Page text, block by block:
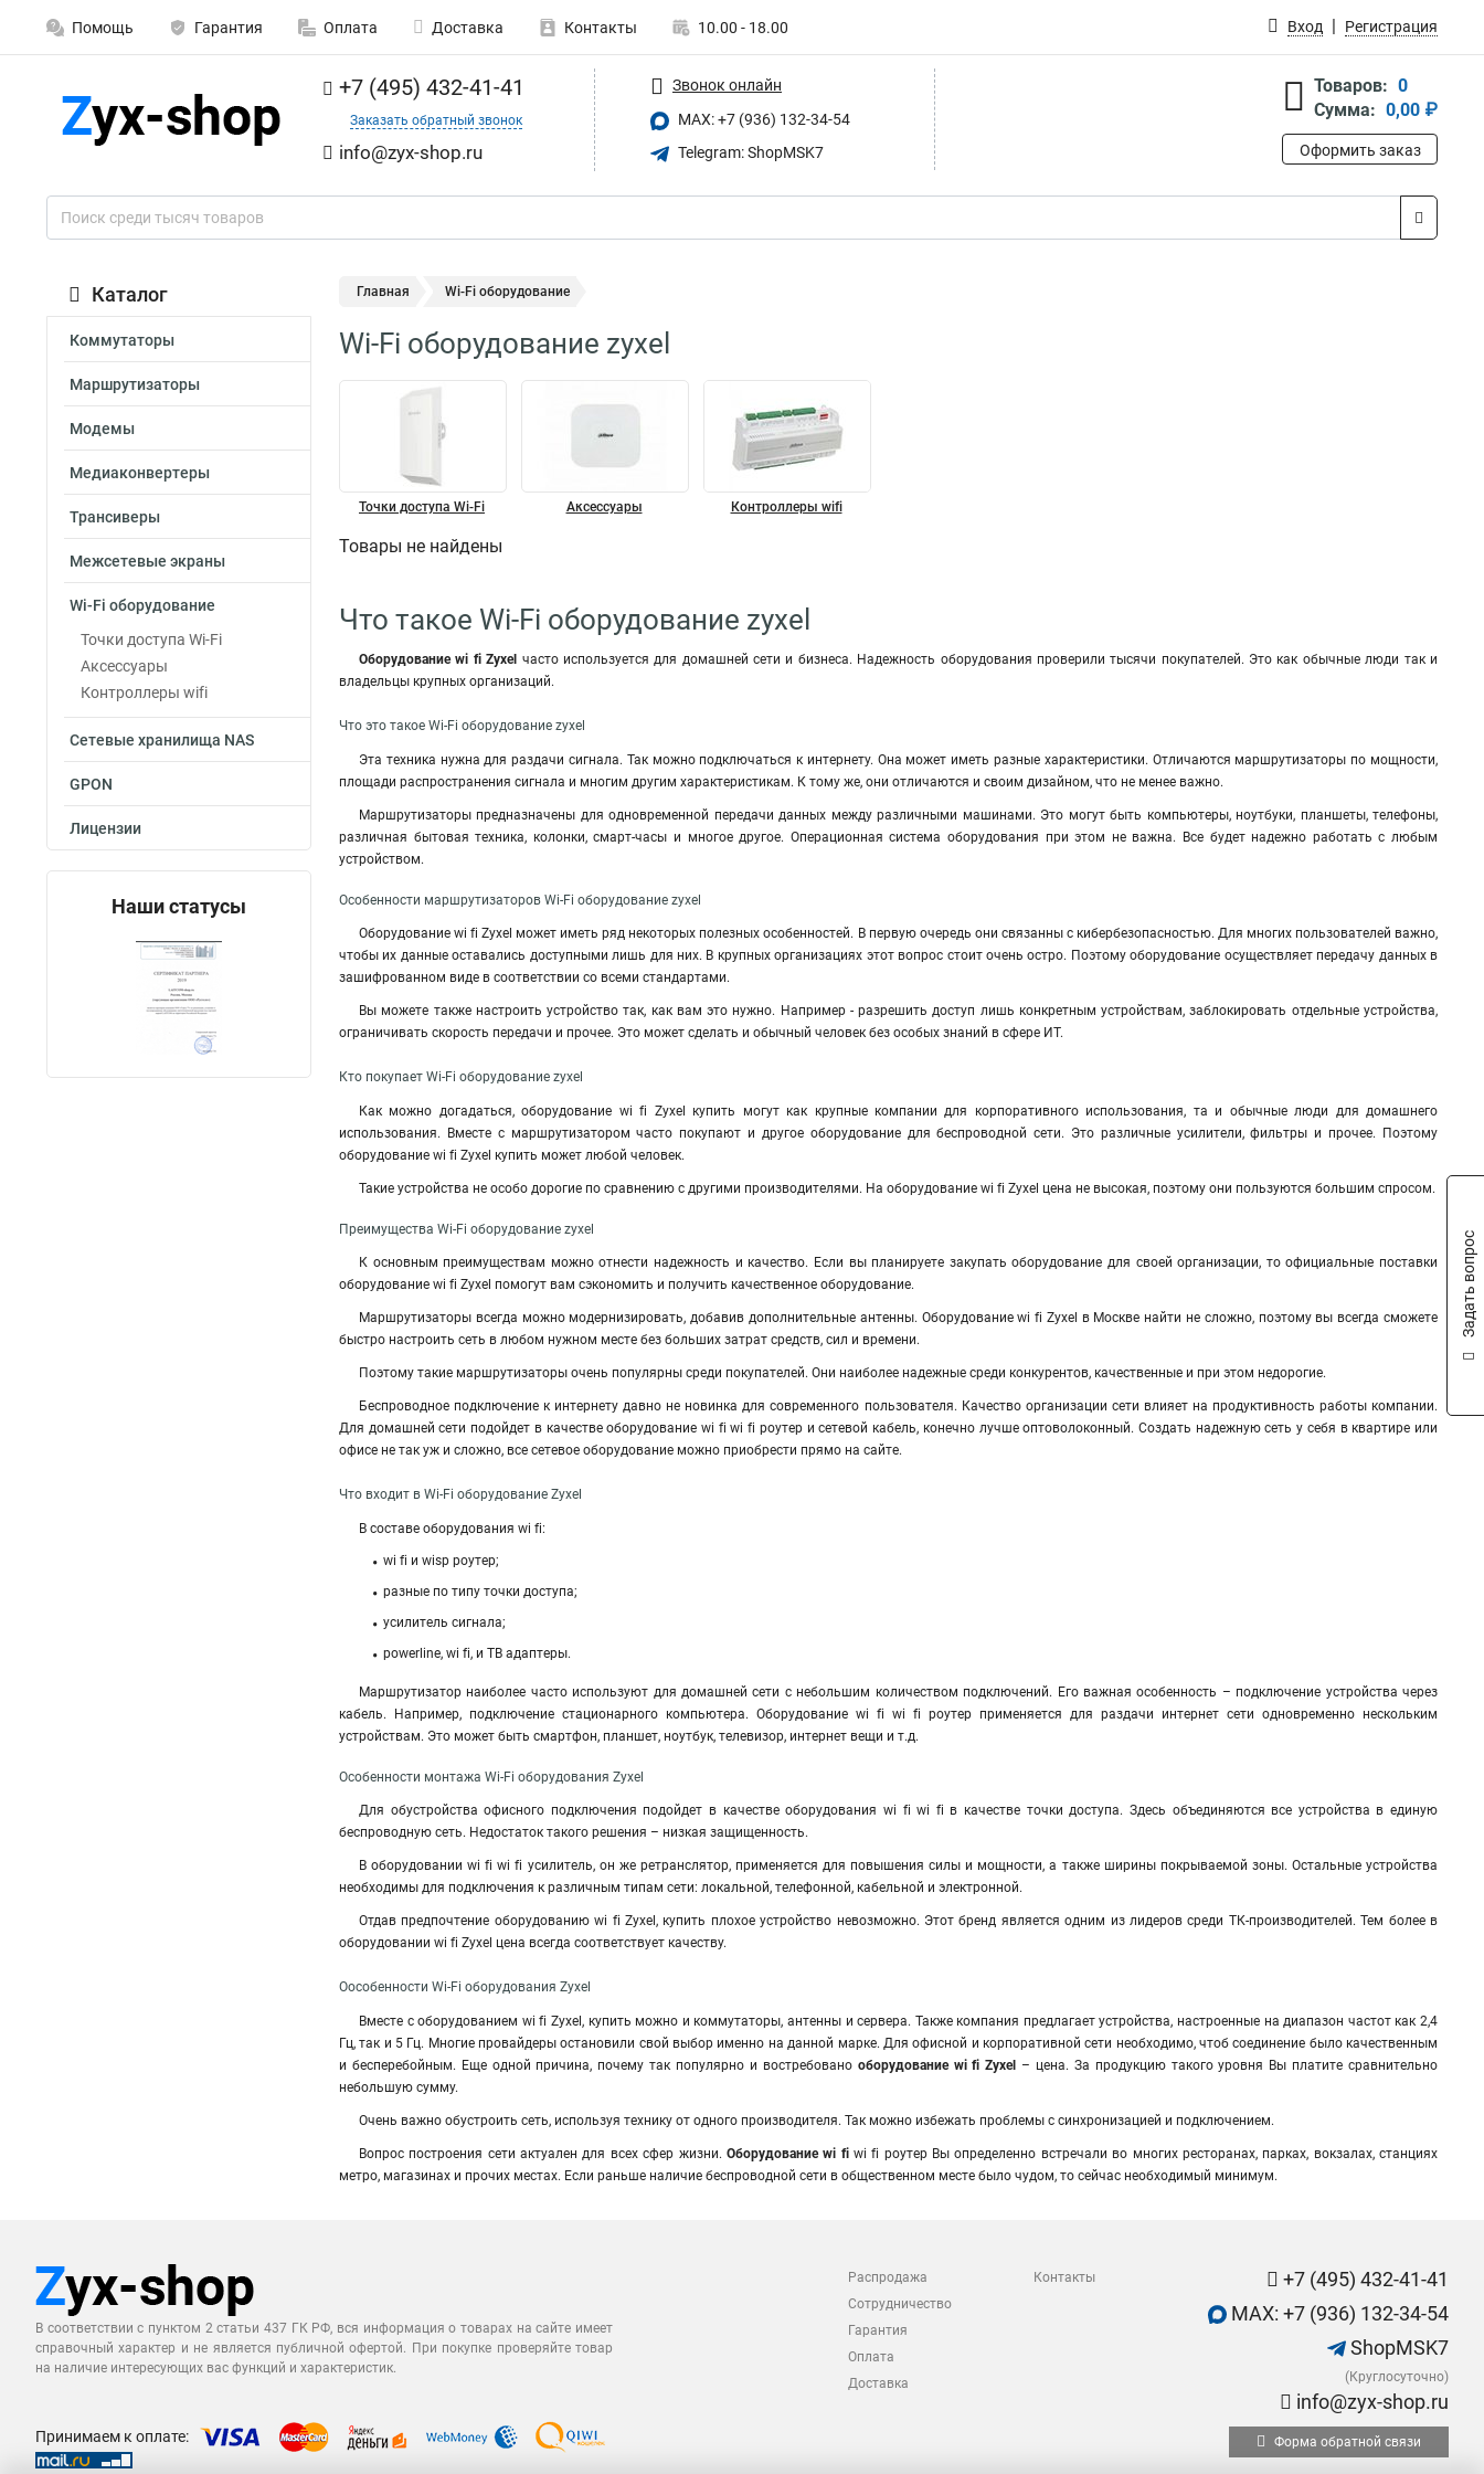
Помощь Гарантия Оплата Доставка Контакты 10.00 - 18.00 Вход Регистрация
+7 (495) 432-41-41
Заказать обратный звонок
info@zyx-shop.ru
Звонок онлайн
MAX: +7 (936) 132-34-54
Telegram: ShopMSK7
Товаров: 0
Сумма: 0,00 ₽
Оформить заказ
Каталог
Коммутаторы
Маршрутизаторы
Модемы
Медиаконвертеры
Трансиверы
Межсетевые экраны
Wi-Fi оборудование
Точки доступа Wi-Fi
Аксессуары
Контроллеры wifi
Сетевые хранилища NAS
GPON
Лицензии
Наши статусы
Главная Wi-Fi оборудование
Wi-Fi оборудование zyxel
Точки доступа Wi-Fi Аксессуары Контроллеры wifi
Товары не найдены
Что такое Wi-Fi оборудование zyxel
Оборудование wi fi Zyxel часто используется для домашней сети и бизнеса. Надежность оборудования проверили тысячи покупателей. Это как обычные люди так и
владельцы крупных организаций.
Что это такое Wi-Fi оборудование zyxel
Эта техника нужна для раздачи сигнала. Так можно подключаться к интернету. Она может иметь разные характеристики. Отличаются маршрутизаторы по мощности,
площади распространения сигнала и многим другим характеристикам. К тому же, они отличаются и своим дизайном, что не менее важно.
Маршрутизаторы предназначены для одновременной передачи данных между различными машинами. Это могут быть компьютеры, ноутбуки, планшеты, телефоны,
различная бытовая техника, колонки, смарт-часы и многое другое. Операционная система оборудования при этом не важна. Все будет надежно работать с любым
устройством.
Особенности маршрутизаторов Wi-Fi оборудование zyxel
Оборудование wi fi Zyxel может иметь ряд некоторых полезных особенностей. В первую очередь они связанны с кибербезопасностью. Для многих пользователей важно,
чтобы их данные оставались доступными лишь для них. В крупных организациях этот вопрос стоит очень остро. Поэтому оборудование осуществляет передачу данных в
зашифрованном виде в соответствии со всеми стандартами.
Вы можете также настроить устройство так, как вам это нужно. Например - разрешить доступ лишь конкретным устройствам, заблокировать отдельные устройства,
ограничивать скорость передачи и прочее. Это может сделать и обычный человек без особых знаний в сфере ИТ.
Кто покупает Wi-Fi оборудование zyxel
Как можно догадаться, оборудование wi fi Zyxel купить могут как крупные компании для корпоративного использования, та и обычные люди для домашнего
использования. Вместе с маршрутизатором часто покупают и другое оборудование для беспроводной сети. Это различные усилители, фильтры и прочее. Поэтому
оборудование wi fi Zyxel купить может любой человек.
Такие устройства не особо дорогие по сравнению с другими производителями. На оборудование wi fi Zyxel цена не высокая, поэтому они пользуются большим спросом.
Преимущества Wi-Fi оборудование zyxel
К основным преимуществам можно отнести надежность и качество. Если вы планируете закупать оборудование для своей организации, то официальные поставки
оборудование wi fi Zyxel помогут вам сэкономить и получить качественное оборудование.
Маршрутизаторы всегда можно модернизировать, добавив дополнительные антенны. Оборудование wi fi Zyxel в Москве найти не сложно, поэтому вы всегда сможете
быстро настроить сеть в любом нужном месте без больших затрат средств, сил и времени.
Поэтому такие маршрутизаторы очень популярны среди покупателей. Они наиболее надежные среди конкурентов, качественные и при этом недорогие.
Беспроводное подключение к интернету давно не новинка для современного пользователя. Качество организации сети влияет на продуктивность работы компании.
Для домашней сети подойдет в качестве оборудование wi fi wi fi роутер и сетевой кабель, конечно лучше оптоволоконный. Создать надежную сеть у себя в квартире или
офисе не так уж и сложно, все сетевое оборудование можно приобрести прямо на сайте.
Что входит в Wi-Fi оборудование Zyxel
В составе оборудования wi fi:
wi fi и wisp роутер;
разные по типу точки доступа;
усилитель сигнала;
powerline, wi fi, и ТВ адаптеры.
Маршрутизатор наиболее часто используют для домашней сети с небольшим количеством подключений. Его важная особенность – подключение устройства через
кабель. Например, подключение стационарного компьютера. Оборудование wi fi wi fi роутер применяется для раздачи интернет сети одновременно нескольким
устройствам. Это может быть смартфон, планшет, ноутбук, телевизор, интернет вещи и т.д.
Особенности монтажа Wi-Fi оборудования Zyxel
Для обустройства офисного подключения подойдет в качестве оборудования wi fi wi fi в качестве точки доступа. Здесь объединяются все устройства в единую
беспроводную сеть. Недостаток такого решения – низкая защищенность.
В оборудовании wi fi wi fi усилитель, он же ретранслятор, применяется для повышения силы и мощности, а также ширины покрываемой зоны. Остальные устройства
необходимы для подключения к различным типам сети: локальной, телефонной, кабельной и электронной.
Отдав предпочтение оборудованию wi fi Zyxel, купить плохое устройство невозможно. Этот бренд является одним из лидеров среди ТК-производителей. Тем более в
оборудовании wi fi Zyxel цена всегда соответствует качеству.
Оособенности Wi-Fi оборудования Zyxel
Вместе с оборудованием wi fi Zyxel, купить можно и коммутаторы, антенны и сервера. Также компания предлагает устройства, настроенные на диапазон частот как 2,4
Гц, так и 5 Гц. Многие провайдеры остановили свой выбор именно на данной марке. Для офисной и корпоративной сети необходимо, чтоб соединение было качественным
и бесперебойным. Еще одной причина, почему так популярно и востребовано оборудование wi fi Zyxel – цена. За продукцию такого уровня Вы платите сравнительно
небольшую сумму.
Очень важно обустроить сеть, используя технику от одного производителя. Так можно избежать проблемы с синхронизацией и подключением.
Вопрос построения сети актуален для всех сфер жизни. Оборудование wi fiwi fi роутер Вы определенно встречали во многих ресторанах, парках, вокзалах, станциях
метро, магазинах и прочих местах. Если раньше наличие беспроводной сети в общественном месте было чудом, то сейчас необходимый минимум.
В соответствии с пунктом 2 статьи 437 ГК РФ, вся информация о товарах на сайте имеет
справочный характер и не является публичной офертой. При покупке проверяйте товар
на наличие интересующих вас функций и характеристик.
Распродажа
Сотрудничество
Гарантия
Оплата
Доставка
Контакты
+7 (495) 432-41-41
MAX: +7 (936) 132-34-54
ShopMSK7
(Круглосуточно)
info@zyx-shop.ru
Принимаем к оплате: Форма обратной связи
Задать вопрос